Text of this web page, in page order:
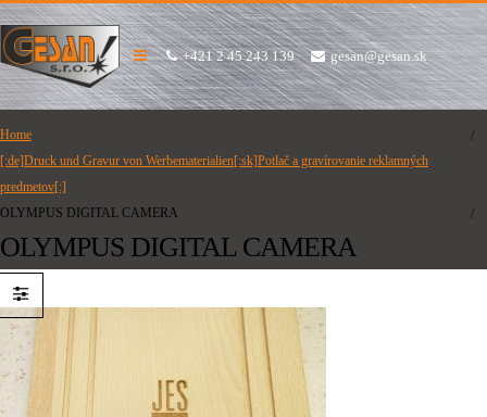
+421 2 45 243 139 gesan@gesan.sk
Home
[:de]Druck und Gravur von Werbematerialien[:sk]Potlač a gravírovanie reklamných
predmetov[:]
OLYMPUS DIGITAL CAMERA
OLYMPUS DIGITAL CAMERA